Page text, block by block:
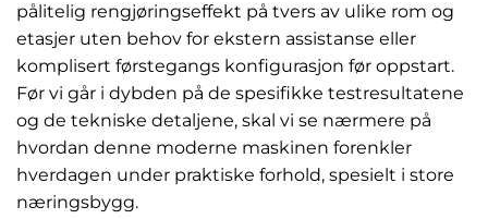
pålitelig rengjøringseffekt på tvers av ulike rom og
etasjer uten behov for ekstern assistanse eller
komplisert førstegangs konfigurasjon før oppstart.
Før vi går i dybden på de spesifikke testresultatene
og de tekniske detaljene, skal vi se nærmere på
hvordan denne moderne maskinen forenkler
hverdagen under praktiske forhold, spesielt i store
næringsbygg.